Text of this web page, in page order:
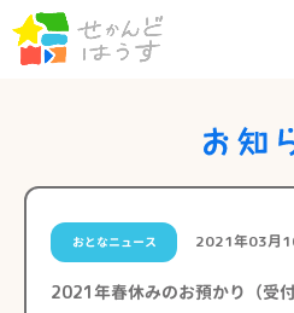
おとなニュース 2021年03月
2021年春休みのお預かり（受付